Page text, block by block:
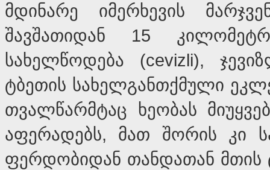
მდინარე იმერხევის
შავშათიდან 15
სახელწოდება (cevizli),
ტბეთის სახელგანთქმული
თვალწარმტაც ხეობას
აფერადებს, მათ შორის კი
ფერდობიდან თანდათან მთის